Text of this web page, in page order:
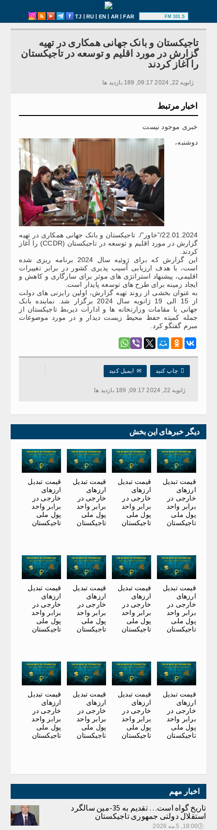
TJ | RU | EN | AR|FAR 101.5 FM
تاجیکستان و بانک جهانی همکاری در تهیه
گزارش در مورد اقلیم و توسعه در تاجیکستان
را آغاز کردند
ژانویه 22, 2024 09:17, 189 بازدید ها
اخبار مرتبط
خبری موجود نیست
دوشنبه،
22.01.2024/”خاور”/. تاجیکستان و بانک جهانی همکاری در تهیه
گزارش در مورد اقلیم و توسعه در تاجیکستان (CCDR) را آغاز
کردند.
این گزارش که برای ژوئیه سال 2024 برنامه ریزی شده
است، با هدف ارزیابی آسیب پذیری کشور در برابر تغییرات
اقلیمی، پیشنهاد استراتژی های موثر برای سازگاری و کاهش و
ایجاد زمینه برای طرح های توسعه پایدار است.
به عنوان بخشی از روند تهیه گزارش، اولین رایزنی های دولت
از 15 الی 19 ژانویه سال 2024 برگزار شد. نماینده بانک
جهانی با مقامات وزارتخانه ها و ادارات ذیربط تاجیکستان از
جمله کمیته حفظ محیط زیست دیدار و در مورد موضوعات
مبرم گفتگو کرد.
 چاپ کنید ✉ایمیل کنید
ژانویه 22, 2024 09:17, 189 بازدید ها
دیگر خبرهای این بخش
قیمت تبدیل
ارزهای
خارجی در
برابر واحد
پول ملی
تاجیکستان
قیمت تبدیل
ارزهای
خارجی در
برابر واحد
پول ملی
تاجیکستان
قیمت تبدیل
ارزهای
خارجی در
برابر واحد
پول ملی
تاجیکستان
قیمت تبدیل
ارزهای
خارجی در
برابر واحد
پول ملی
تاجیکستان
قیمت تبدیل
ارزهای
خارجی در
برابر واحد
پول ملی
تاجیکستان
قیمت تبدیل
ارزهای
خارجی در
برابر واحد
پول ملی
تاجیکستان
قیمت تبدیل
ارزهای
خارجی در
برابر واحد
پول ملی
تاجیکستان
قیمت تبدیل
ارزهای
خارجی در
برابر واحد
پول ملی
تاجیکستان
قیمت تبدیل
ارزهای
خارجی در
برابر واحد
پول ملی
تاجیکستان
قیمت تبدیل
ارزهای
خارجی در
برابر واحد
پول ملی
تاجیکستان
قیمت تبدیل
ارزهای
خارجی در
برابر واحد
پول ملی
تاجیکستان
قیمت تبدیل
ارزهای
خارجی در
برابر واحد
پول ملی
تاجیکستان
اخبار مهم
تاریخ گواه است… تقدیم به 35-مین سالگرد
استقلال دولتی جمهوری تاجیکستان
🕔18:00, 5.مه 2026